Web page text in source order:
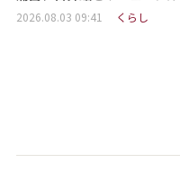
2026.08.03 09:41 くらし